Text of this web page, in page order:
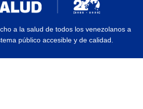
a la salud de todos los venezolanos a
público accesible y de calidad.